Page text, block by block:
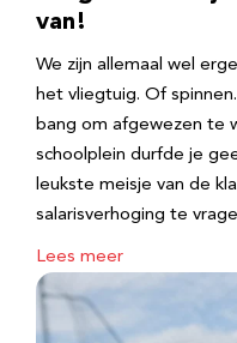
van!
We zijn allemaal wel
het vliegtuig. Of
bang om afgewezen te
schoolplein durfde je
leukste meisje van de
salarisverhoging te
Lees meer